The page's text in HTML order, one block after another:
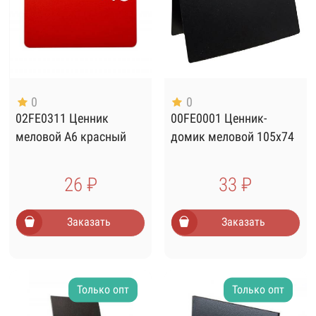
0
02FE0311 Ценник
меловой А6 красный
26 ₽
Заказать
0
00FE0001 Ценник-
домик меловой 105х74
33 ₽
Заказать
Только опт Только опт